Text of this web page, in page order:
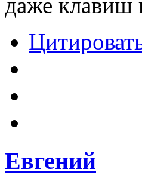
даже клавиш
Евгений